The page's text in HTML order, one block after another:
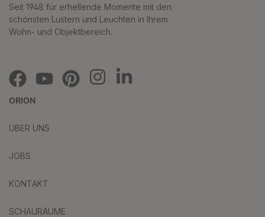
Seit 1948 für erhellende Momente mit den
schönsten Lustern und Leuchten in Ihrem
Wohn- und Objektbereich.
ORION
ÜBER UNS
JOBS
KONTAKT
SCHAURÄUME